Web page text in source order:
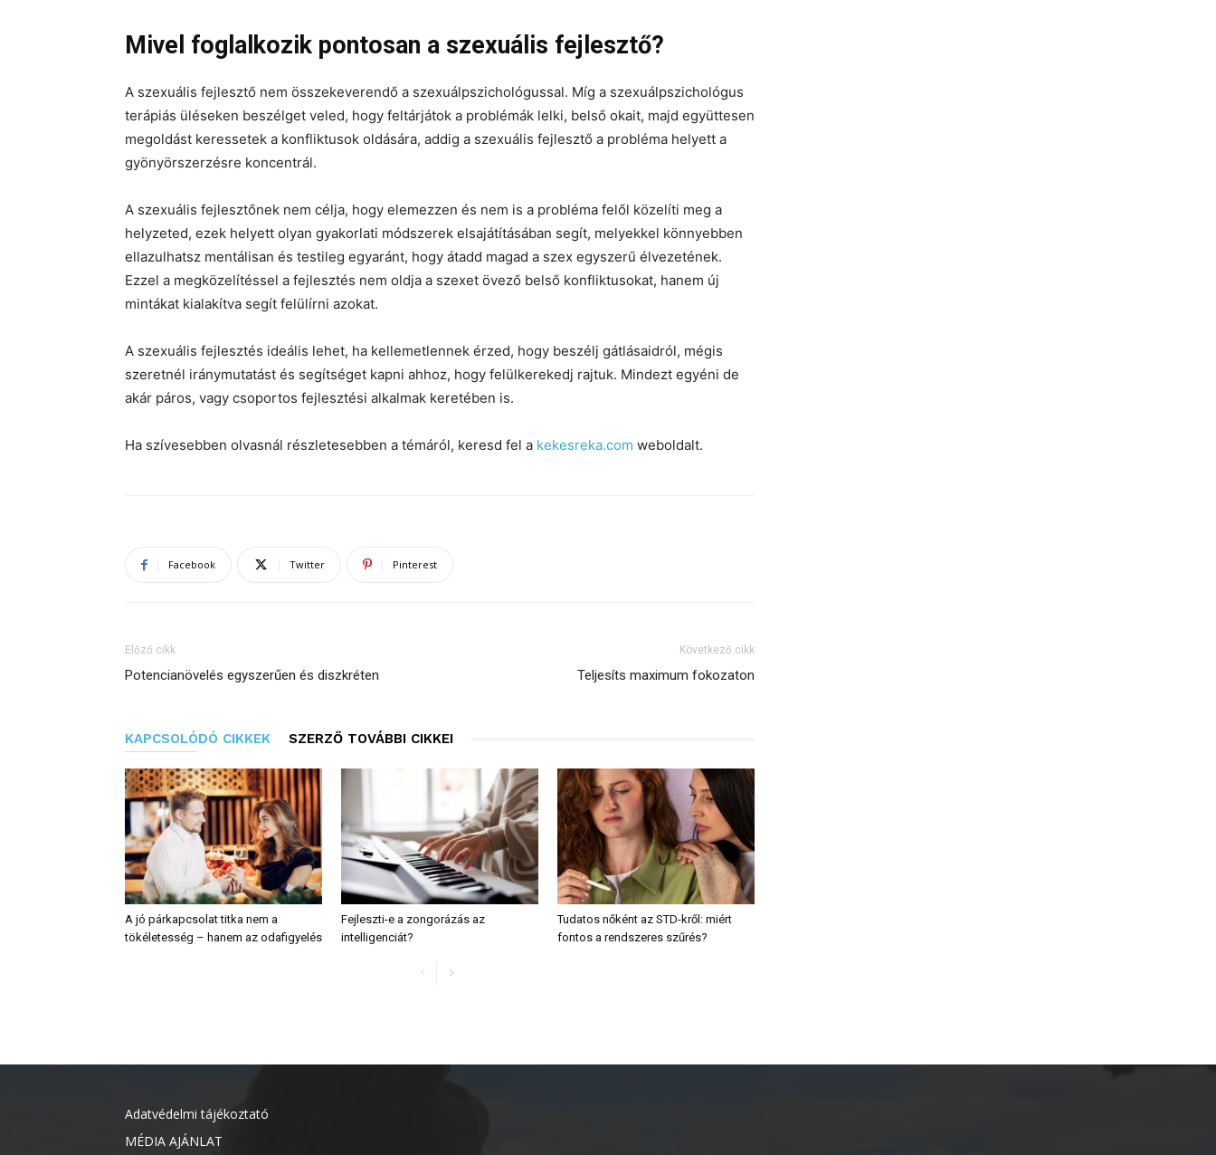
Mivel foglalkozik pontosan a szexuális fejlesztő?
A szexuális fejlesztő nem összekeverendő a szexuálpszichológussal. Míg a szexuálpszichológus
terápiás üléseken beszélget veled, hogy feltárjátok a problémák lelki, belső okait, majd együttesen
megoldást keressetek a konfliktusok oldására, addig a szexuális fejlesztő a probléma helyett a
gyönyörszerzésre koncentrál.
A szexuális fejlesztőnek nem célja, hogy elemezzen és nem is a probléma felől közelíti meg a
helyzeted, ezek helyett olyan gyakorlati módszerek elsajátításában segít, melyekkel könnyebben
ellazulhatsz mentálisan és testileg egyaránt, hogy átadd magad a szex egyszerű élvezetének.
Ezzel a megközelítéssel a fejlesztés nem oldja a szexet övező belső konfliktusokat, hanem új
mintákat kialakítva segít felülírni azokat.
A szexuális fejlesztés ideális lehet, ha kellemetlennek érzed, hogy beszélj gátlásaidról, mégis
szeretnél iránymutatást és segítséget kapni ahhoz, hogy felülkerekedj rajtuk. Mindezt egyéni de
akár páros, vagy csoportos fejlesztési alkalmak keretében is.
Ha szívesebben olvasnál részletesebben a témáról, keresd fel a kekesreka.com weboldalt.
Facebook Twitter Pinterest
Előző cikk
Potencianövelés egyszerűen és diszkréten
Következő cikk
Teljesíts maximum fokozaton
KAPCSOLÓDÓ CIKKEK SZERZŐ TOVÁBBI CIKKEI
A jó párkapcsolat titka nem a
tökéletesség – hanem az odafigyelés
Fejleszti-e a zongorázás az
intelligenciát?
Tudatos nőként az STD-kről: miért
fontos a rendszeres szűrés?
Adatvédelmi tájékoztató
MÉDIA AJÁNLAT